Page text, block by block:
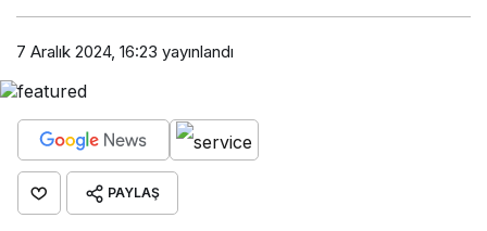
7 Aralık 2024, 16:23 yayınlandı
PAYLAŞ